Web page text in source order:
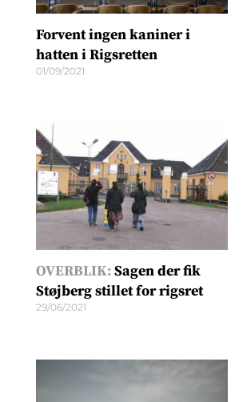
Forvent ingen kaniner i
hatten i Rigsretten
01/09/2021
OVERBLIK:Sagen der fik
Støjberg stillet for rigsret
29/06/2021